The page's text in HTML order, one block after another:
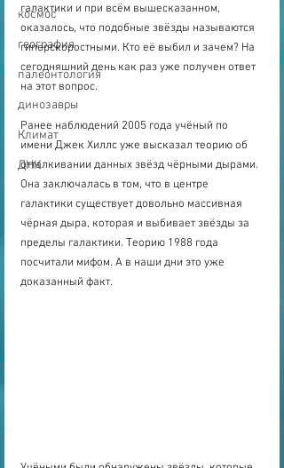
космос
география
палеонтология
динозавры
Климат
ДНК
галактики и при всём вышесказанном,
оказалось, что подобные звёзды называются
гиперскоростными. Кто её выбил и зачем? На
сегодняшний день как раз уже получен ответ
на этот вопрос.
Ранее наблюдений 2005 года учёный по
имени Джек Хиллс уже высказал теорию об
отталкивании данных звёзд чёрными дырами.
Она заключалась в том, что в центре
галактики существует довольно массивная
чёрная дыра, которая и выбивает звёзды за
пределы галактики. Теорию 1988 года
посчитали мифом. А в наши дни это уже
доказанный факт.